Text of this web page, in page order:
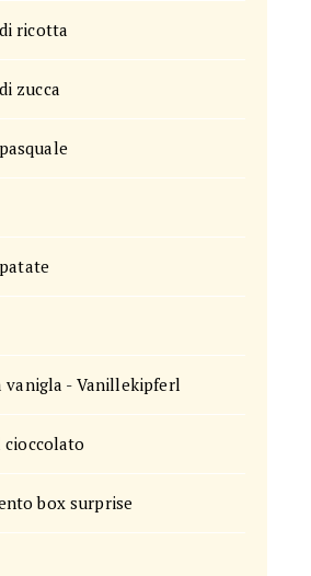
ricotta
zucca
- Vanillekipferl
box surprise